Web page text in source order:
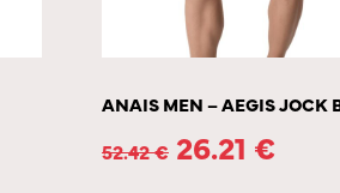
ANAIS MEN – AEGIS JOCK
52.42€ 26.21 €